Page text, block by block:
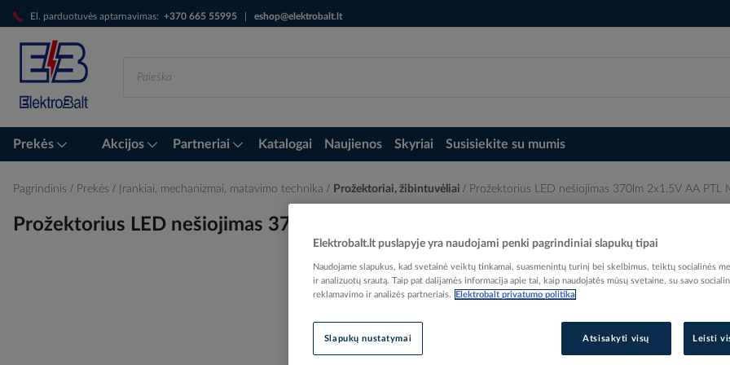
El. parduotuvės aptarnavimas: +370 665 55995 eshop@elektrobalt.lt
Skip
to
Content
Prekės Akcijos Partneriai Katalogai Naujienos Skyriai Susisiekite su mumis
Pagrindinis Prekės Įrankiai, mechanizmai, matavimo technika Prožektoriai, žibintuvėliai Prožektorius LED nešiojimas 370lm 2x1.5V AA PTL
Prožektorius LED nešiojimas 370lm 2x1.5V AA PTL MIN - PROTEC
Elektrobalt prekės kodas
Elektrobalt.lt puslapyje yra naudojami penki pagrindiniai slapukų tipai
Naudojame slapukus, kad svetainė veiktų tinkamai, suasmenintų turinį bei skelbimus, teiktų socialinės
ir analizuotų srautą. Taip pat dalijamės informacija apie tai, kaip naudojatės mūsų svetaine, su savo
reklamavimo ir analizės partneriais.
Elektrobalt privatumo politika
Slapukų nustatymai Atsisakyti visų Leisti